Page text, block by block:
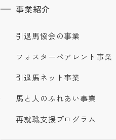
事業紹介
引退馬協会の事業
フォスターペアレント事業
引退馬ネット事業
馬と人のふれあい事業
再就職支援プログラム